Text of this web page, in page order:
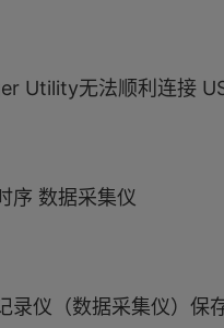
Utility无法顺利连接
序 数据采集仪
录仪（数据采集仪）保